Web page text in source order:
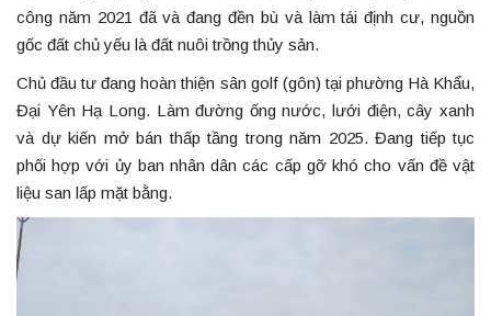
công năm 2021 đã và đang đền bù và làm tái định cư, nguồn
gốc đất chủ yếu là đất nuôi trồng thủy sản.
Chủ đầu tư đang hoàn thiện sân golf (gôn) tại phường Hà Khẩu,
Đại Yên Hạ Long. Làm đường ống nước, lưới điện, cây xanh
và dự kiến mở bán thấp tầng trong năm 2025. Đang tiếp tục
phối hợp với ủy ban nhân dân các cấp gỡ khó cho vấn đề vật
liệu san lấp mặt bằng.